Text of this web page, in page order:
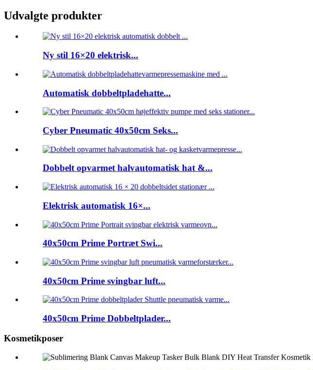
Udvalgte produkter
Ny stil 16×20 elektrisk...
Automatisk dobbeltpladehatte...
Cyber ​​Pneumatic 40x50cm Seks...
Dobbelt opvarmet halvautomatisk hat &...
Elektrisk automatisk 16×...
40x50cm Prime Portræt Swi...
40x50cm Prime svingbar luft...
40x50cm Prime Dobbeltplader...
Kosmetikposer